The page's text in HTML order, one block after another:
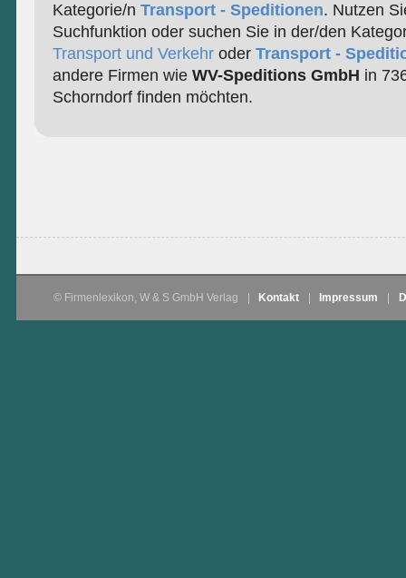
Kategorie/n Transport - Speditionen. Nutzen
Suchfunktion oder suchen Sie in der/den
Transport und Verkehroder Transport -
andere Firmen wie WV-Speditions GmbH in
Schorndorf finden möchten.
© Firmenlexikon, W & S GmbH Verlag Kontakt Impressum